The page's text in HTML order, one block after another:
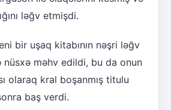
ləğv etmişdi.
bir uşaq kitabının nəşri ləğv
məhv edildi, bu da onun
olaraq kral boşanmış titulu
baş verdi.